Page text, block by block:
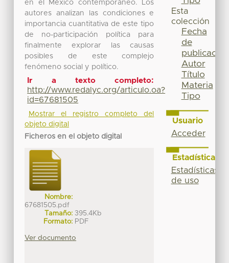
en el México contemporáneo. Los
autores analizan las condiciones e
importancia cuantitativa de este tipo
de no-participación política para
finalmente explorar las causas
posibles de este complejo
fenómeno social y político.
Ir a texto completo:
http://www.redalyc.org/articulo.oa?
id=67681505
Mostrar el registro completo del
objeto digital
Ficheros en el objeto digital
Nombre:
67681505.pdf
Tamaño: 395.4Kb
Formato: PDF
Ver documento
Esta
colección
Fecha
de
publicación
Autor
Título
Materia
Tipo
Usuario
Acceder
Estadísticas
Estadísticas
de uso